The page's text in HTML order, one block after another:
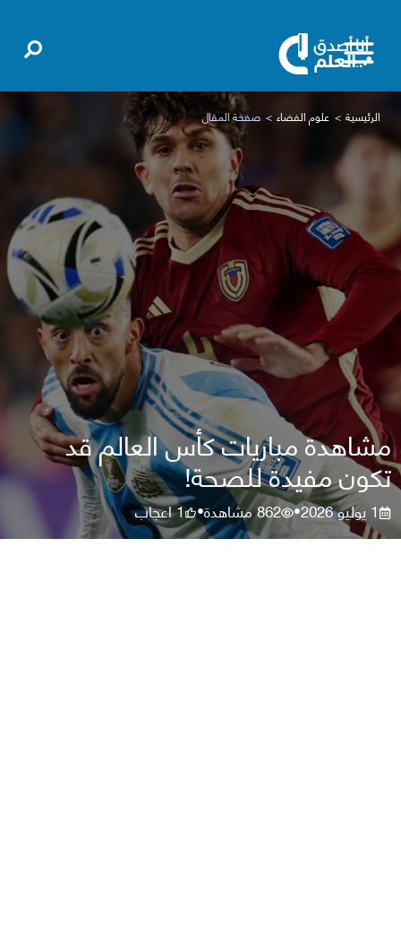
الرئيسية علوم الفضاء صفحة المقال
مشاهدة مباريات كأس العالم قد
تكون مفيدة للصحة!
1 يوليو 2026 •
862مشاهدة•
1اعجاب